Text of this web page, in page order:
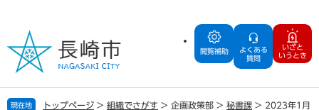
の
で
ー
ば
閲覧補助
よくある
質問
いざと
いうとき
現在地 トップページ > 組織でさがす > 企画政策部 > 秘書課 > 2023年1月